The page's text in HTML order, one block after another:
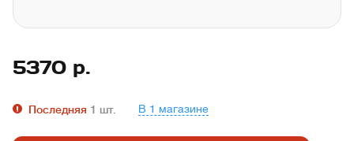
5370 р.
Последняя 1 шт. В 1 магазине